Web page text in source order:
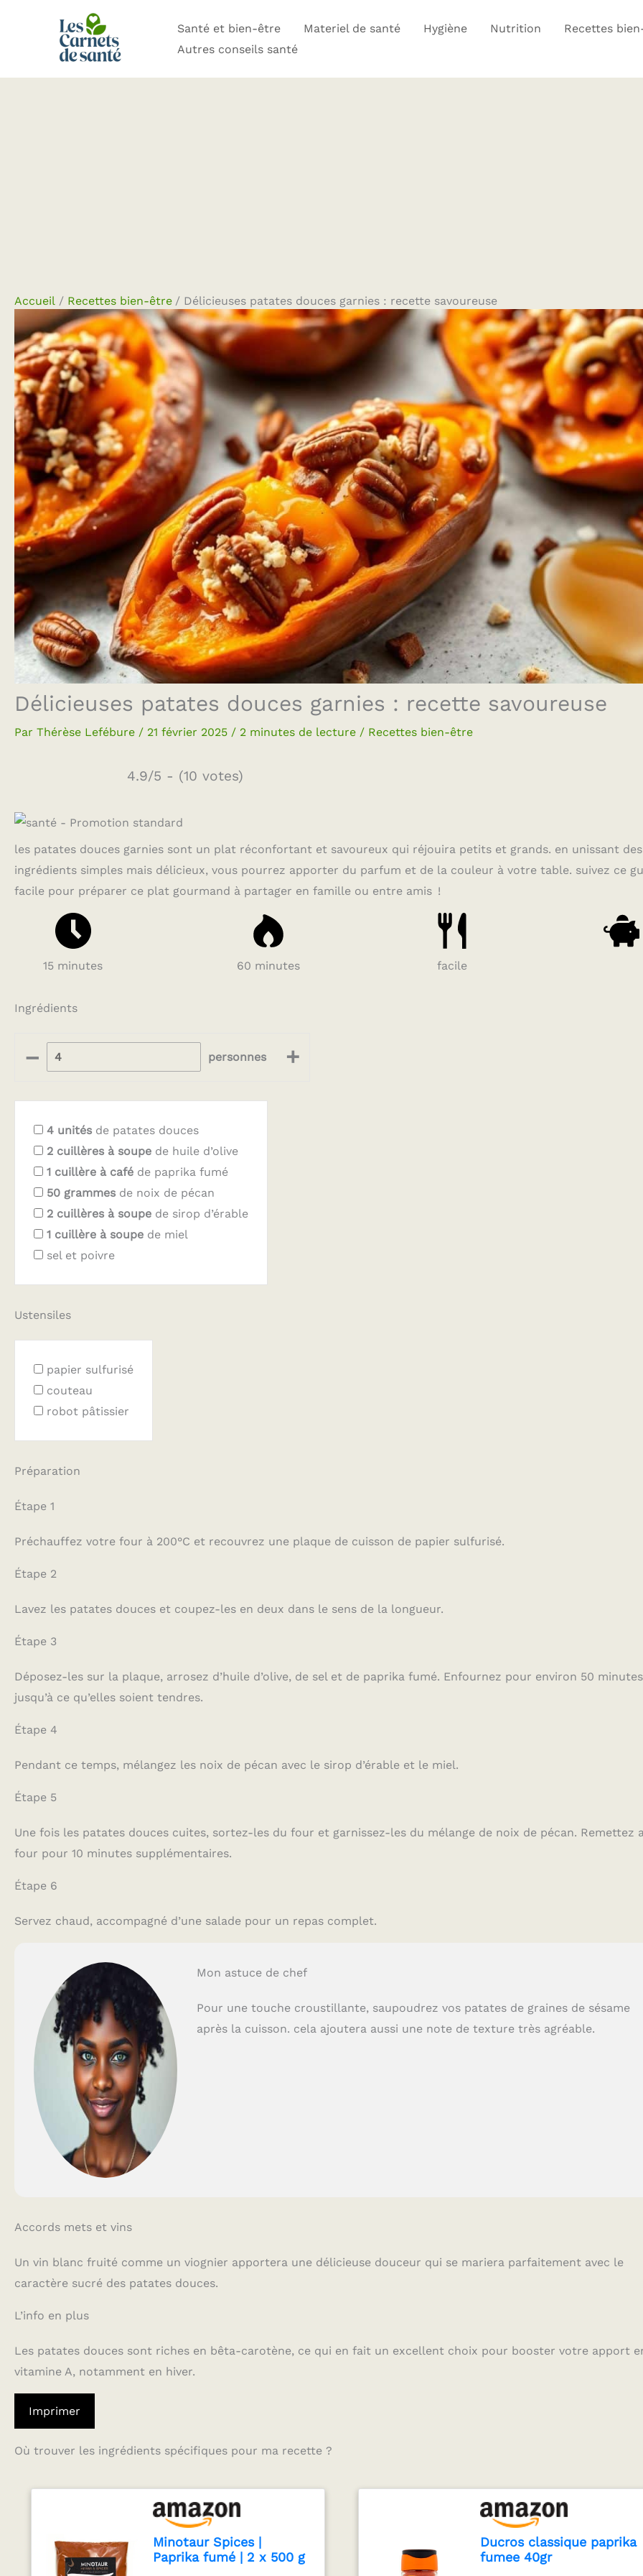
Santé et bien-être Materiel de santé Hygiène Nutrition
Recettes
Autres conseils santé
Accueil Recettes bien-être Délicieuses patates douces garnies : recette savoureuse
Délicieuses patates douces garnies : recette savoureuse
Par Thérèse Lefébure / 21 février 2025 / 2 minutes de lecture / Recettes bien-être
4.9/5 - (10 votes)
les patates douces garnies sont un plat réconfortant et savoureux qui réjouira petits et grands. en unissant des
ingrédients simples mais délicieux, vous pourrez apporter du parfum et de la couleur à votre table. suivez ce
facile pour préparer ce plat gourmand à partager en famille ou entre amis !
15 minutes 60 minutes facile
Ingrédients
– personnes +
4 unités de patates douces
2 cuillères à soupe de huile d’olive
1 cuillère à café de paprika fumé
50 grammes de noix de pécan
2 cuillères à soupe de sirop d’érable
1 cuillère à soupe de miel
sel et poivre
Ustensiles
papier sulfurisé
couteau
robot pâtissier
Préparation
Étape 1
Préchauffez votre four à 200°C et recouvrez une plaque de cuisson de papier sulfurisé.
Étape 2
Lavez les patates douces et coupez-les en deux dans le sens de la longueur.
Étape 3
Déposez-les sur la plaque, arrosez d’huile d’olive, de sel et de paprika fumé. Enfournez pour environ 50 minutes
jusqu’à ce qu’elles soient tendres.
Étape 4
Pendant ce temps, mélangez les noix de pécan avec le sirop d’érable et le miel.
Étape 5
Une fois les patates douces cuites, sortez-les du four et garnissez-les du mélange de noix de pécan. Remettez
four pour 10 minutes supplémentaires.
Étape 6
Servez chaud, accompagné d’une salade pour un repas complet.
Mon astuce de chef
Pour une touche croustillante, saupoudrez vos patates de graines de sésame
après la cuisson. cela ajoutera aussi une note de texture très agréable.
Accords mets et vins
Un vin blanc fruité comme un viognier apportera une délicieuse douceur qui se mariera parfaitement avec le
caractère sucré des patates douces.
L’info en plus
Les patates douces sont riches en bêta-carotène, ce qui en fait un excellent choix pour booster votre apport
vitamine A, notamment en hiver.
Imprimer
Où trouver les ingrédients spécifiques pour ma recette ?
Minotaur Spices |
Paprika fumé | 2 x 500 g
Ducros classique paprika
fumee 40gr